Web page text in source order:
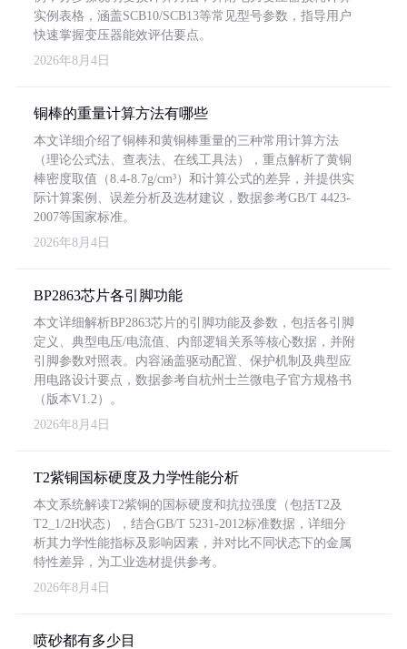
实例表格，涵盖SCB10/SCB13等常见型号参数，指导用户
快速掌握变压器能效评估要点。
2026年8月4日
铜棒的重量计算方法有哪些
本文详细介绍了铜棒和黄铜棒重量的三种常用计算方法
（理论公式法、查表法、在线工具法），重点解析了黄铜
棒密度取值（8.4-8.7g/cm³）和计算公式的差异，并提供实
际计算案例、误差分析及选材建议，数据参考GB/T 4423-
2007等国家标准。
2026年8月4日
BP2863芯片各引脚功能
本文详细解析BP2863芯片的引脚功能及参数，包括各引脚
定义、典型电压/电流值、内部逻辑关系等核心数据，并附
引脚参数对照表。内容涵盖驱动配置、保护机制及典型应
用电路设计要点，数据参考自杭州士兰微电子官方规格书
（版本V1.2）。
2026年8月4日
T2紫铜国标硬度及力学性能分析
本文系统解读T2紫铜的国标硬度和抗拉强度（包括T2及
T2_1/2H状态），结合GB/T 5231-2012标准数据，详细分
析其力学性能指标及影响因素，并对比不同状态下的金属
特性差异，为工业选材提供参考。
2026年8月4日
喷砂都有多少目